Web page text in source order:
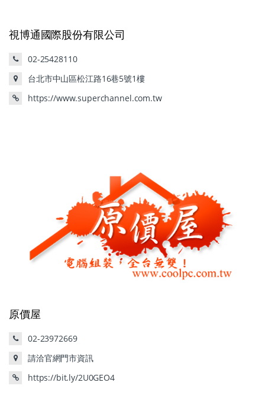
視博通國際股份有限公司
02-25428110
台北市中山區松江路16巷5號1樓
https://www.superchannel.com.tw
原價屋
02-23972669
請洽官網門市資訊
https://bit.ly/2U0GEO4